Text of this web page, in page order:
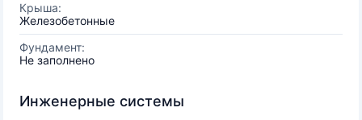
Крыша:
Железобетонные
Фундамент:
Не заполнено
Инженерные системы